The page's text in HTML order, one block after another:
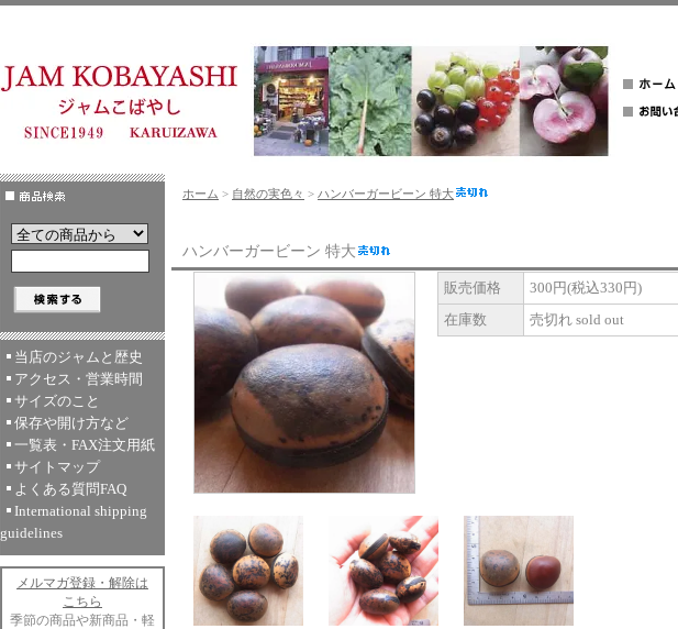
当店のジャムと歴史
アクセス・営業時間
サイズのこと
保存や開け方など
一覧表・FAX注文用紙
サイトマップ
よくある質問FAQ
International shipping
guidelines
メルマガ登録・解除は
こちら
季節の商品や新商品・軽
ホーム > 自然の実色々 > ハンバーガービーン 特大
ハンバーガービーン 特大
販売価格
300円(税込330円)
在庫数
売切れ sold out